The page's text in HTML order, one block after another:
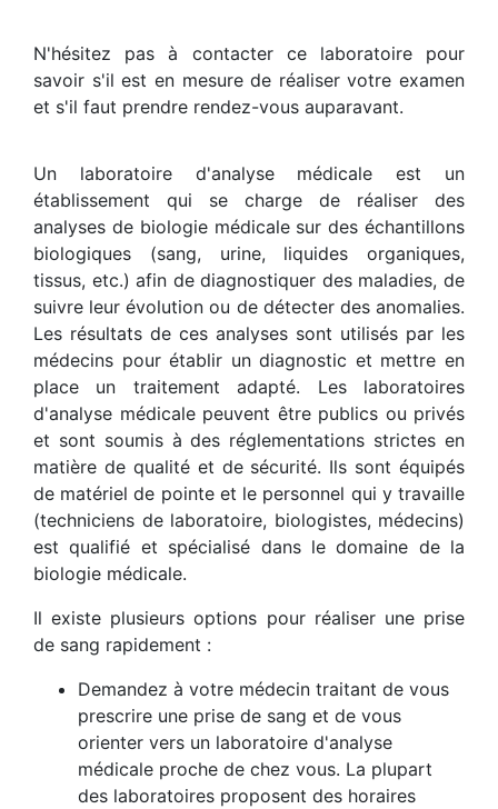
N'hésitez pas à contacter ce laboratoire pour
savoir s'il est en mesure de réaliser votre examen
et s'il faut prendre rendez-vous auparavant.
Un laboratoire d'analyse médicale est un
établissement qui se charge de réaliser des
analyses de biologie médicale sur des échantillons
biologiques (sang, urine, liquides organiques,
tissus, etc.) afin de diagnostiquer des maladies, de
suivre leur évolution ou de détecter des anomalies.
Les résultats de ces analyses sont utilisés par les
médecins pour établir un diagnostic et mettre en
place un traitement adapté. Les laboratoires
d'analyse médicale peuvent être publics ou privés
et sont soumis à des réglementations strictes en
matière de qualité et de sécurité. Ils sont équipés
de matériel de pointe et le personnel qui y travaille
(techniciens de laboratoire, biologistes, médecins)
est qualifié et spécialisé dans le domaine de la
biologie médicale.
Il existe plusieurs options pour réaliser une prise
de sang rapidement :
Demandez à votre médecin traitant de vous
prescrire une prise de sang et de vous
orienter vers un laboratoire d'analyse
médicale proche de chez vous. La plupart
des laboratoires proposent des horaires